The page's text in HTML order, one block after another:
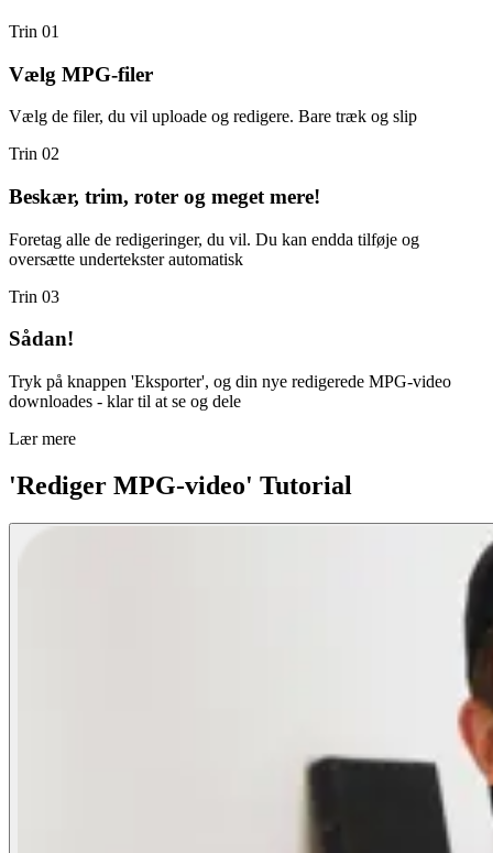
Trin 01
Vælg MPG-filer
Vælg de filer, du vil uploade og redigere. Bare træk og slip
Trin 02
Beskær, trim, roter og meget mere!
Foretag alle de redigeringer, du vil. Du kan endda tilføje og
oversætte undertekster automatisk
Trin 03
Sådan!
Tryk på knappen 'Eksporter', og din nye redigerede MPG-video
downloades - klar til at se og dele
Lær mere
'Rediger MPG-video' Tutorial